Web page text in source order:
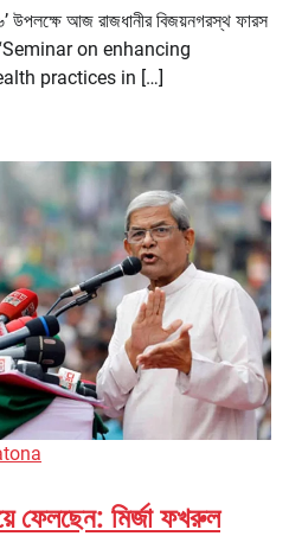
উপলক্ষে আজ রাজধানীর বিজয়নগরস্থ ফারস
“Seminar on enhancing
practices in […]
ফেলছেন: মির্জা ফখরুল